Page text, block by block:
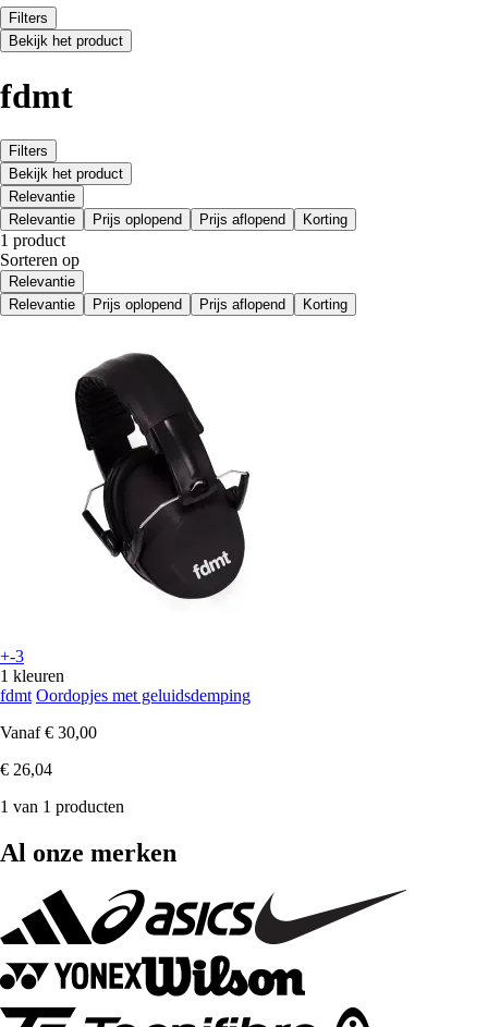
Filters
Bekijk het product
fdmt
Filters
Bekijk het product
Relevantie
Relevantie
Prijs oplopend Prijs aflopend Korting
1 product
Sorteren op
Relevantie
Relevantie
Prijs oplopend Prijs aflopend Korting
+-3
1 kleuren
fdmt Oordopjes met geluidsdemping
Vanaf € 30,00
€ 26,04
1 van 1 producten
Al onze merken